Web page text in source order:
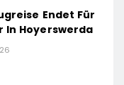
Endet Für
In Hoyerswerda